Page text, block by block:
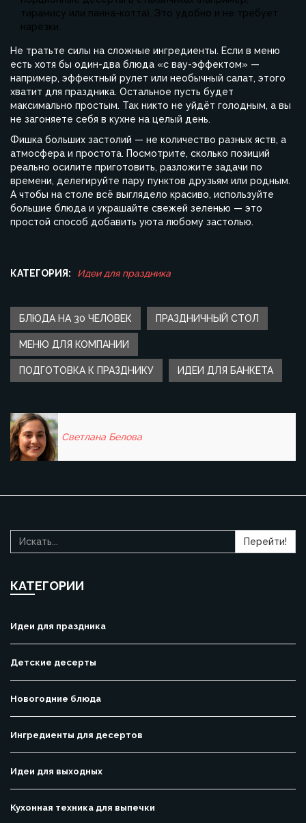
тирамису или панна-котта). Это удобно и не требует
нарезки.
Не тратьте силы на сложные ингредиенты. Если в меню
есть хотя бы один-двa блюда «с вау-эффектом» —
например, эффектный рулет или необычный салат, этого
хватит для праздника. Остальное пусть будет
максимально простым. Так никто не уйдёт голодным, а вы
не загоняете себя в кухне на целый день.
Фишка больших застолий — не количество разных яств, а
атмосфера и простота. Посмотрите, сколько позиций
реально осилите приготовить, разложите задачи по
времени, делегируйте пару пунктов друзьям или родным.
А чтобы на столе всё выглядело красиво, используйте
большие блюда и украшайте свежей зеленью — это
простой способ добавить уюта любому застолью.
КАТЕГОРИЯ: Идеи для праздника
БЛЮДА НА 30 ЧЕЛОВЕК ПРАЗДНИЧНЫЙ СТОЛ
МЕНЮ ДЛЯ КОМПАНИИ
ПОДГОТОВКА К ПРАЗДНИКУ ИДЕИ ДЛЯ БАНКЕТА
Светлана Белова
Перейти!
КАТЕГОРИИ
Идеи для праздника
Детские десерты
Новогодние блюда
Ингредиенты для десертов
Идеи для выходных
Кухонная техника для выпечки